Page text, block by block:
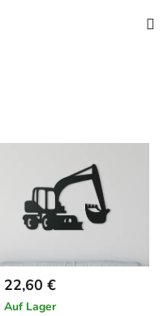
22,60 €
Auf Lager